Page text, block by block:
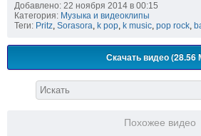
Добавлено: 22 ноября 2014 в 00:15
Категория: Музыка и видеоклипы
Теги: Pritz, Sorasora, k pop, k music, pop rock,
Скачать видео (28.56
Похожее видео